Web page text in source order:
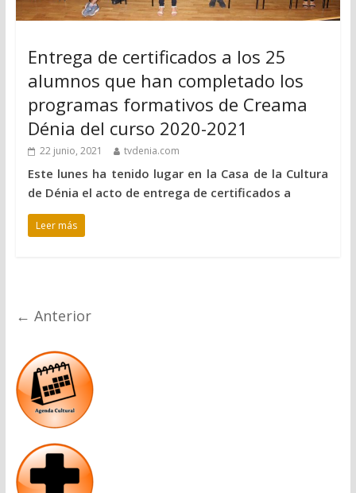
Entrega de certificados a los 25
alumnos que han completado los
programas formativos de Creama
Dénia del curso 2020-2021
22 junio, 2021 tvdenia.com
Este lunes ha tenido lugar en la Casa de la Cultura
de Dénia el acto de entrega de certificados a
Leer más
← Anterior